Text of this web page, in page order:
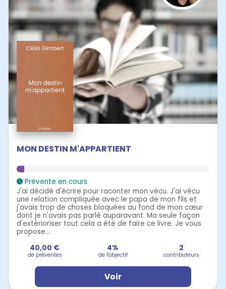
MON DESTIN M'APPARTIENT
Prévente en cours
J'ai décidé d'écrire pour raconter mon vécu. J'ai vécu
une relation compliquée avec le papa de mon fils et
j'avais trop de choses bloquées au fond de mon cœur
dont je n'avais pas parlé auparavant. Ma seule façon
d'extérioriser tout cela a été de faire ce livre. Je vous
propose...
40,00 €
de préventes
4%
de l'objectif
2
contributeurs
Voir